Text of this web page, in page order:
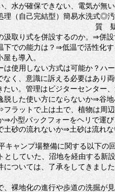
、水が確保できない、電気が無
理（自己完結型）簡易水洗式◎汚
質
汲取り式を併設するのか。⇒併設
下での能力は？ ⇒低温で活性化す
屋も導入。
は使用しない方式は可能か？ハ
なく、意識に訴える必要はあり
たい。管理はビジターセンター
脱した使い方にならないか⇒谷地
フラットで上は土で、植物は周
⇒小型バックフォーをヘリで運
土砂の流れないか⇒土砂は流れな
キャンプ場整備に関する以下の
としていた、沼地を経由する新
については、了承をしてきまし
、裸地化の進行や歩道の洗掘が